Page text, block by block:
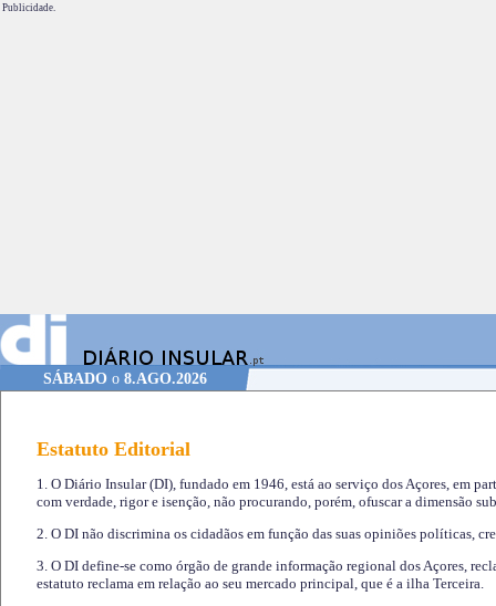
Publicidade.
SÁBADOo 8.AGO.2026
Estatuto Editorial
1. O Diário Insular (DI), fundado em 1946, está ao serviço dos Açores, em
com verdade, rigor e isenção, não procurando, porém, ofuscar a dimensão
2. O DI não discrimina os cidadãos em função das suas opiniões políticas,
3. O DI define-se como órgão de grande informação regional dos Açores,
estatuto reclama em relação ao seu mercado principal, que é a ilha Terceira.